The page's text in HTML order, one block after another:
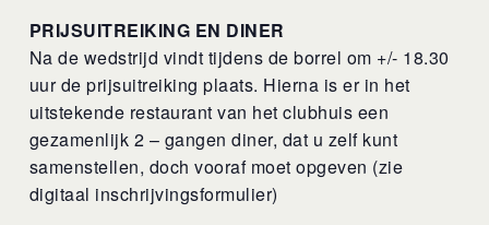
PRIJSUITREIKING EN DINER
Na de wedstrijd vindt tijdens de borrel om +/- 18.30
uur de prijsuitreiking plaats. Hierna is er in het
uitstekende restaurant van het clubhuis een
gezamenlijk 2 – gangen diner, dat u zelf kunt
samenstellen, doch vooraf moet opgeven (zie
digitaal inschrijvingsformulier)